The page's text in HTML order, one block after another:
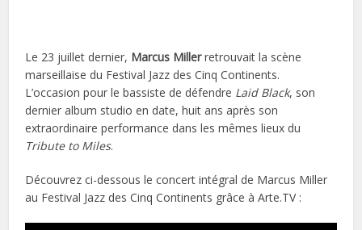
Le 23 juillet dernier, Marcus Millerretrouvait la scène
marseillaise du Festival Jazz des Cinq Continents.
L’occasion pour le bassiste de défendre Laid Black, son
dernier album studio en date, huit ans après son
extraordinaire performance dans les mêmes lieux du
Tribute to Miles.
Découvrez ci-dessous le concert intégral de Marcus Miller
au Festival Jazz des Cinq Continents grâce à Arte.TV :